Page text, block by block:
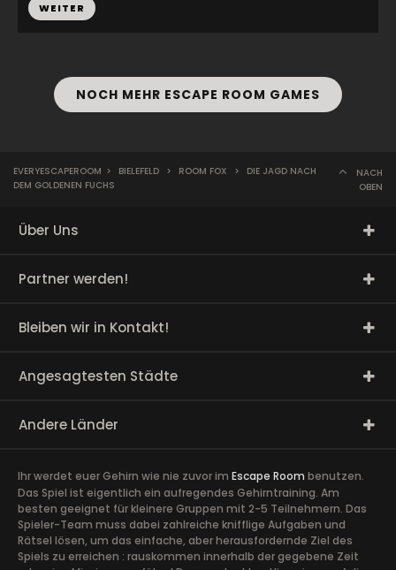
WEITER
NOCH MEHR ESCAPE ROOM GAMES
EVERYESCAPEROOM > BIELEFELD > ROOM FOX >
DIE JAGD NACH
DEM GOLDENEN FUCHS
NACH
OBEN
Über Uns
Partner werden!
Bleiben wir in Kontakt!
Angesagtesten Städte
Andere Länder
Ihr werdet euer Gehirn wie nie zuvor im Escape Room benutzen.
Das Spiel ist eigentlich ein aufregendes Gehirntraining. Am
besten geeignet für kleinere Gruppen mit 2-5 Teilnehmern. Das
Spieler-Team muss dabei zahlreiche knifflige Aufgaben und
Rätsel lösen, um das einfache, aber herausfordernde Ziel des
Spiels zu erreichen : rauskommen innerhalb der gegebene Zeit